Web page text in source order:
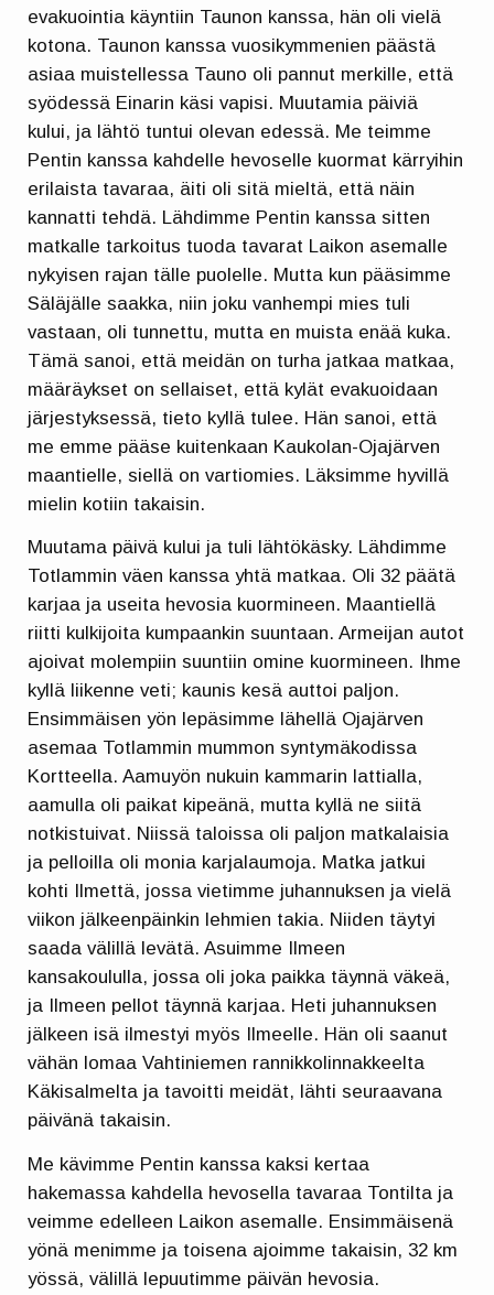
evakuointia käyntiin Taunon kanssa, hän oli vielä
kotona. Taunon kanssa vuosikymmenien päästä
asiaa muistellessa Tauno oli pannut merkille, että
syödessä Einarin käsi vapisi. Muutamia päiviä
kului, ja lähtö tuntui olevan edessä. Me teimme
Pentin kanssa kahdelle hevoselle kuormat kärryihin
erilaista tavaraa, äiti oli sitä mieltä, että näin
kannatti tehdä. Lähdimme Pentin kanssa sitten
matkalle tarkoitus tuoda tavarat Laikon asemalle
nykyisen rajan tälle puolelle. Mutta kun pääsimme
Säläjälle saakka, niin joku vanhempi mies tuli
vastaan, oli tunnettu, mutta en muista enää kuka.
Tämä sanoi, että meidän on turha jatkaa matkaa,
määräykset on sellaiset, että kylät evakuoidaan
järjestyksessä, tieto kyllä tulee. Hän sanoi, että
me emme pääse kuitenkaan Kaukolan-Ojajärven
maantielle, siellä on vartiomies. Läksimme hyvillä
mielin kotiin takaisin.
Muutama päivä kului ja tuli lähtökäsky. Lähdimme
Totlammin väen kanssa yhtä matkaa. Oli 32 päätä
karjaa ja useita hevosia kuormineen. Maantiellä
riitti kulkijoita kumpaankin suuntaan. Armeijan autot
ajoivat molempiin suuntiin omine kuormineen. Ihme
kyllä liikenne veti; kaunis kesä auttoi paljon.
Ensimmäisen yön lepäsimme lähellä Ojajärven
asemaa Totlammin mummon syntymäkodissa
Kortteella. Aamuyön nukuin kammarin lattialla,
aamulla oli paikat kipeänä, mutta kyllä ne siitä
notkistuivat. Niissä taloissa oli paljon matkalaisia
ja pelloilla oli monia karjalaumoja. Matka jatkui
kohti Ilmettä, jossa vietimme juhannuksen ja vielä
viikon jälkeenpäinkin lehmien takia. Niiden täytyi
saada välillä levätä. Asuimme Ilmeen
kansakoululla, jossa oli joka paikka täynnä väkeä,
ja Ilmeen pellot täynnä karjaa. Heti juhannuksen
jälkeen isä ilmestyi myös Ilmeelle. Hän oli saanut
vähän lomaa Vahtiniemen rannikkolinnakkeelta
Käkisalmelta ja tavoitti meidät, lähti seuraavana
päivänä takaisin.
Me kävimme Pentin kanssa kaksi kertaa
hakemassa kahdella hevosella tavaraa Tontilta ja
veimme edelleen Laikon asemalle. Ensimmäisenä
yönä menimme ja toisena ajoimme takaisin, 32 km
yössä, välillä lepuutimme päivän hevosia.